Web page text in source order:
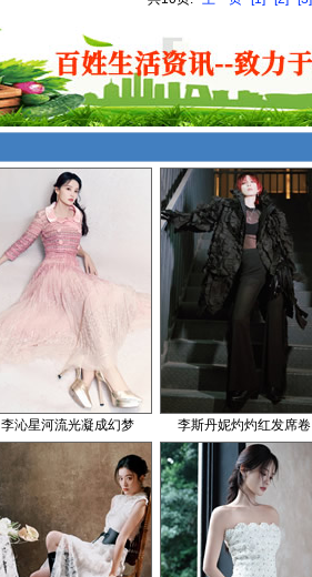
李沁星河流光凝成幻梦 李斯丹妮灼灼红发席卷